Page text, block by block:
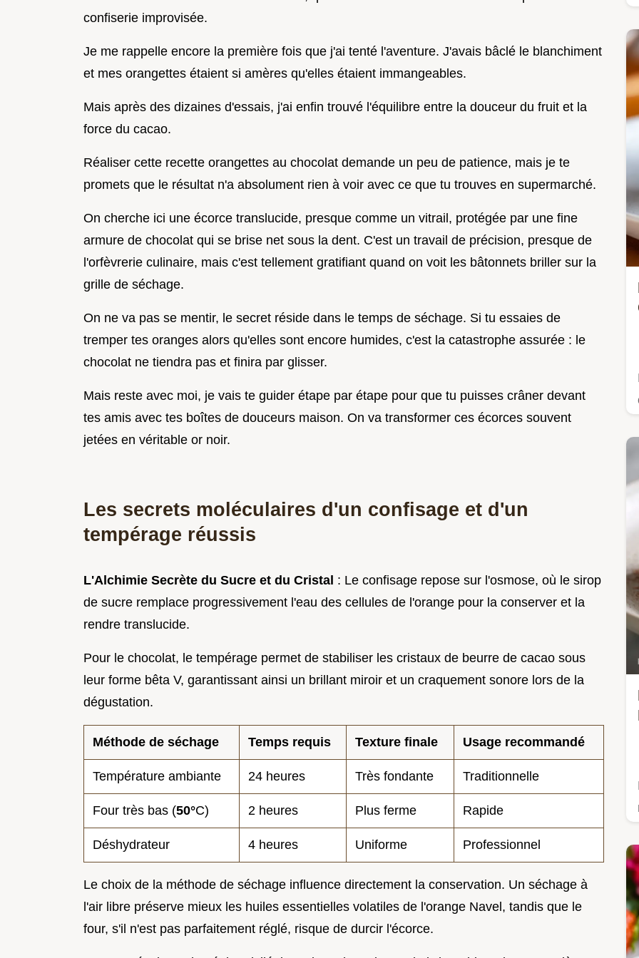
confiserie improvisée.
Je me rappelle encore la première fois que j'ai tenté l'aventure. J'avais bâclé le blanchiment
et mes orangettes étaient si amères qu'elles étaient immangeables.
Mais après des dizaines d'essais, j'ai enfin trouvé l'équilibre entre la douceur du fruit et la
force du cacao.
Réaliser cette recette orangettes au chocolat demande un peu de patience, mais je te
promets que le résultat n'a absolument rien à voir avec ce que tu trouves en supermarché.
On cherche ici une écorce translucide, presque comme un vitrail, protégée par une fine
armure de chocolat qui se brise net sous la dent. C'est un travail de précision, presque de
l'orfèvrerie culinaire, mais c'est tellement gratifiant quand on voit les bâtonnets briller sur la
grille de séchage.
On ne va pas se mentir, le secret réside dans le temps de séchage. Si tu essaies de
tremper tes oranges alors qu'elles sont encore humides, c'est la catastrophe assurée : le
chocolat ne tiendra pas et finira par glisser.
Mais reste avec moi, je vais te guider étape par étape pour que tu puisses crâner devant
tes amis avec tes boîtes de douceurs maison. On va transformer ces écorces souvent
jetées en véritable or noir.
Les secrets moléculaires d'un confisage et d'un
tempérage réussis
L'Alchimie Secrète du Sucre et du Cristal : Le confisage repose sur l'osmose, où le sirop
de sucre remplace progressivement l'eau des cellules de l'orange pour la conserver et la
rendre translucide.
Pour le chocolat, le tempérage permet de stabiliser les cristaux de beurre de cacao sous
leur forme bêta V, garantissant ainsi un brillant miroir et un craquement sonore lors de la
dégustation.
Méthode de séchage Temps requis Texture finale Usage recommandé
Température ambiante 24 heures Très fondante Traditionnelle
Four très bas (50°C) 2 heures Plus ferme Rapide
Déshydrateur 4 heures Uniforme Professionnel
Le choix de la méthode de séchage influence directement la conservation. Un séchage à
l'air libre préserve mieux les huiles essentielles volatiles de l'orange Navel, tandis que le
four, s'il n'est pas parfaitement réglé, risque de durcir l'écorce.